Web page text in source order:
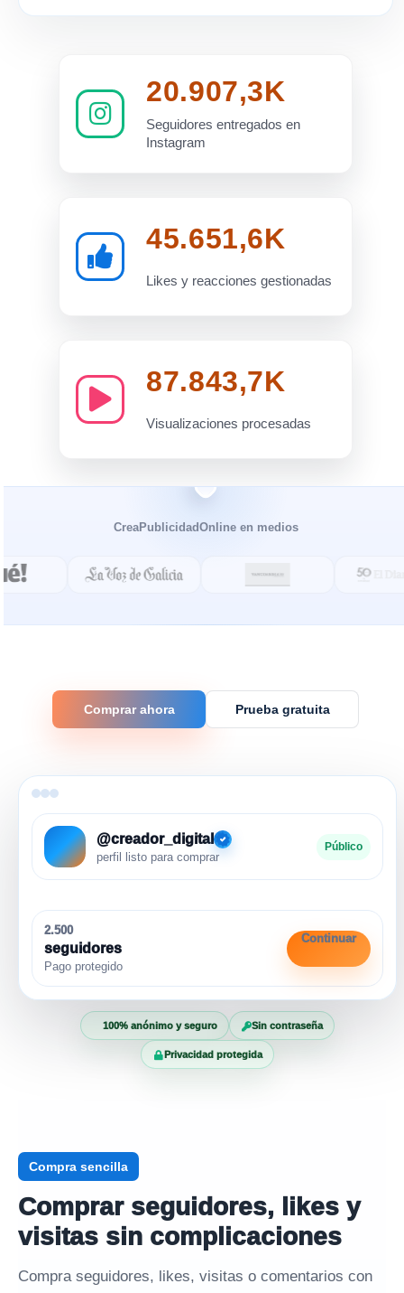
Comprar ahora Prueba gratuita
20.907,3K
Seguidores entregados en
Instagram
45.651,6K
Likes y reacciones gestionadas
87.843,7K
Visualizaciones procesadas
CreaPublicidadOnline en medios
@creador_digital
perfil listo para comprar
Público
2.500
seguidores
Pago protegido
Continuar
100% anónimo y seguro Sin contraseña
Privacidad protegida
Compra sencilla
Comprar seguidores, likes y
visitas sin complicaciones
Compra seguidores, likes, visitas o comentarios con